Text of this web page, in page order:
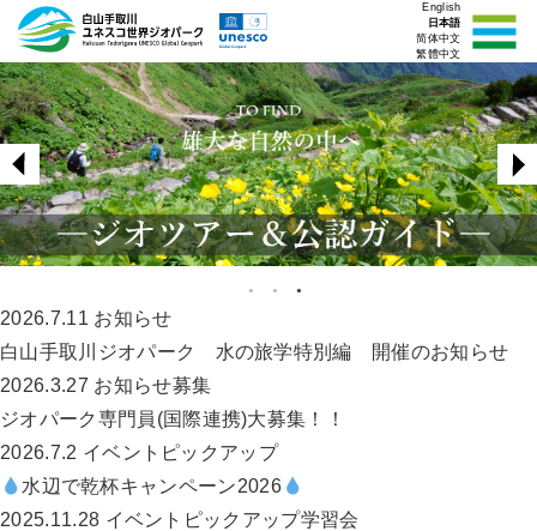
English
日本語
简体中文
繁體中文
2026.7.11 お知らせ
白山手取川ジオパーク 水の旅学特別編 開催のお知らせ
2026.3.27 お知らせ募集
ジオパーク専門員(国際連携)大募集！！
2026.7.2 イベント ピックアップ
水辺で乾杯キャンペーン2026
2025.11.28 イベント ピックアップ学習会